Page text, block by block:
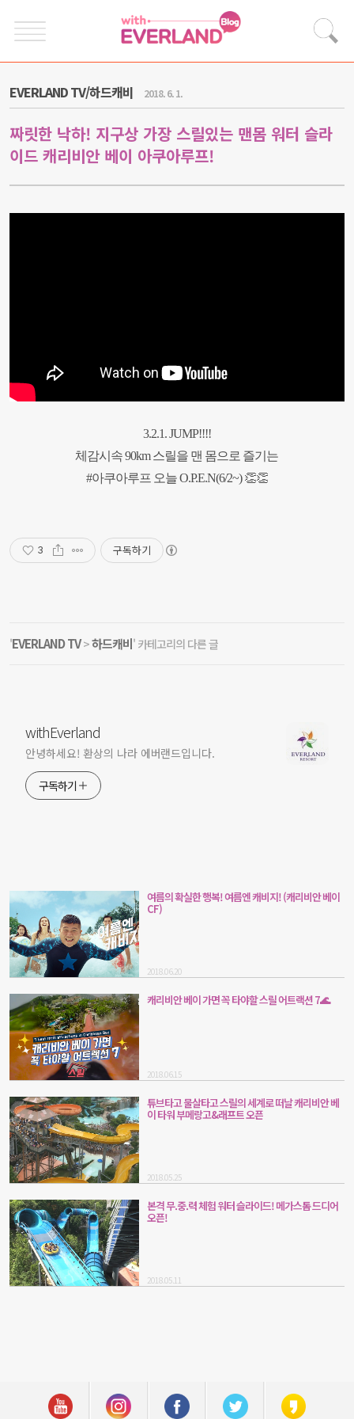
EVERLAND TV/하드캐비 2018. 6. 1.
짜릿한 낙하! 지구상 가장 스릴있는 맨몸 워터 슬라
이드 캐리비안 베이 아쿠아루프!
3.2.1. JUMP!!!!
체감시속 90km 스릴을 맨 몸으로 즐기는
#아쿠아루프 오늘 O.P.E.N(6/2~) 👏👏
3 구독하기
'EVERLAND TV>하드캐비' 카테고리의 다른 글
withEverland
안녕하세요! 환상의 나라 에버랜드입니다.
구독하기
여름의 확실한 행복! 여름엔 캐비지! (캐리비안 베이
CF)
2018.06.20
캐리비안 베이 가면 꼭 타야할 스릴 어트랙션 7🌊
2018.06.15
튜브타고 물살타고 스릴의 세계로 떠날 캐리비안 베
이 타워 부메랑고&래프트 오픈
2018.05.25
본격 무.중.력 체험 워터 슬라이드! 메가스톰 드디어
오픈!
2018.05.11